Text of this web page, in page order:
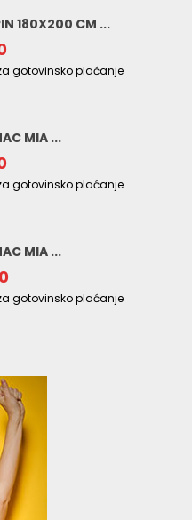
180X200 CM ...
gotovinsko plaćanje
MIA ...
gotovinsko plaćanje
MIA ...
gotovinsko plaćanje